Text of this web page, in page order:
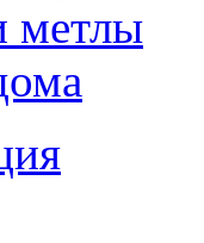
метлы